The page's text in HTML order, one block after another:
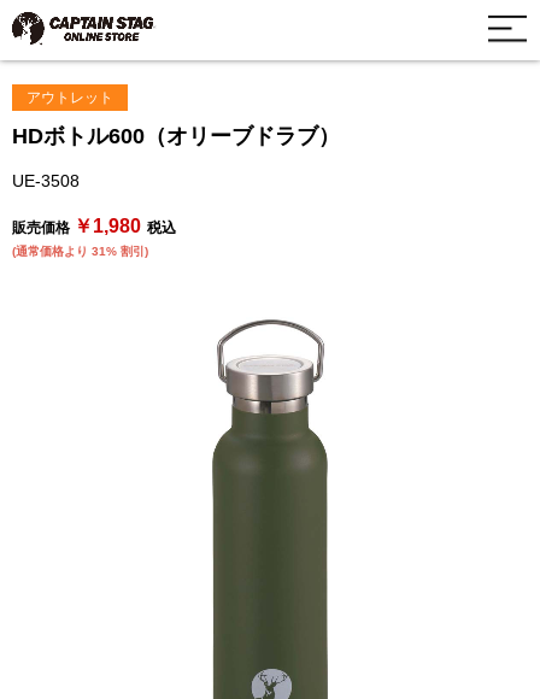
アウトレット
HDボトル600（オリーブドラブ）
UE-3508
販売価格 ￥1,980 税込
(通常価格より 31% 割引)